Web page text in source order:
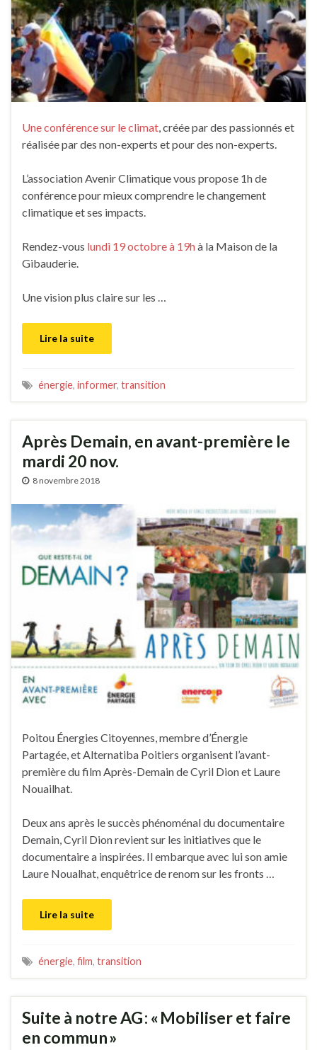
Une conférence sur le climat, créée par des passionnés et
réalisée par des non-experts et pour des non-experts.
L’association Avenir Climatique vous propose 1h de
conférence pour mieux comprendre le changement
climatique et ses impacts.
Rendez-vous lundi 19 octobre à 19hà la Maison de la
Gibauderie.
Une vision plus claire sur les …
Lire la suite
énergie, informer, transition
Après Demain, en avant-première le
mardi 20 nov.
8 novembre 2018
Poitou Énergies Citoyennes, membre d’Énergie
Partagée, et Alternatiba Poitiers organisent l’avant-
première du film Après-Demain de Cyril Dion et Laure
Nouailhat.
Deux ans après le succès phénoménal du documentaire
Demain, Cyril Dion revient sur les initiatives que le
documentaire a inspirées. Il embarque avec lui son amie
Laure Noualhat, enquêtrice de renom sur les fronts …
Lire la suite
énergie, film, transition
Suite à notre AG : « Mobiliser et faire
en commun »